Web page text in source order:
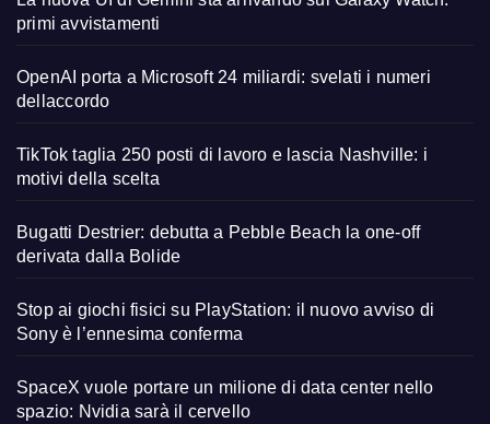
primi avvistamenti
OpenAI porta a Microsoft 24 miliardi: svelati i numeri
dellaccordo
TikTok taglia 250 posti di lavoro e lascia Nashville: i
motivi della scelta
Bugatti Destrier: debutta a Pebble Beach la one-off
derivata dalla Bolide
Stop ai giochi fisici su PlayStation: il nuovo avviso di
Sony è l’ennesima conferma
SpaceX vuole portare un milione di data center nello
spazio: Nvidia sarà il cervello